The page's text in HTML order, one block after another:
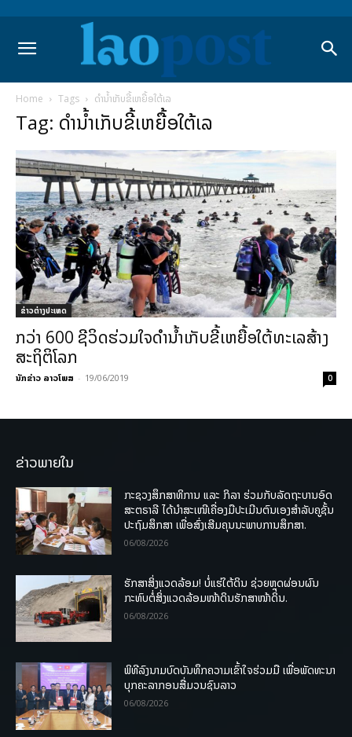
Home Tags ດຳນ້ຳເກັບຂີ້ເຫຍື້ອໃຕ້ເລ
Tag: ດຳນ້ຳເກັບຂີ້ເຫຍື້ອໃຕ້ເລ
ຂ່າວຕ່າງປະເທດ
ກວ່າ 600 ຊີວິດຮ່ວມໃຈດຳນ້ຳເກັບຂີ້ເຫຍື້ອໃຕ້ທະເລສ້າງ
ສະຖິຕິໂລກ
ນັກຂ່າວ ລາວໂພສ - 19/06/2019 0
ຂ່າວພາຍໃນ
ກະຊວງສຶກສາທິການ ແລະ ກິລາ ຮ່ວມກັບລັດຖະບານອົດ
ສະຕຣາລີ ໄດ້ນຳສະເໜີເຄື່ອງມືປະເມີນຕົນເອງສຳລັບຄູຊັ້ນ
ປະຖົມສຶກສາ ເພື່ອສົ່ງເສີມຄຸນນະພາບການສຶກສາ.
06/08/2026
ຮັກສາສິ່ງແວດລ້ອມ! ບໍ່ແຮ່ໃຕ້ດິນ ຊ່ວຍຫຼຸດຜ່ອນຜົນ
ກະທົບຕໍ່ສິ່ງແວດລ້ອມໜ້າດິນຮັກສາໜ້າດິນ.
06/08/2026
ພິທີລົງນາມບົດບັນທຶກຄວາມເຂົ້າໃຈຮ່ວມມື ເພື່ອພັດທະນາ
ບຸກຄະລາກອນສື່ມວນຊົນລາວ
06/08/2026